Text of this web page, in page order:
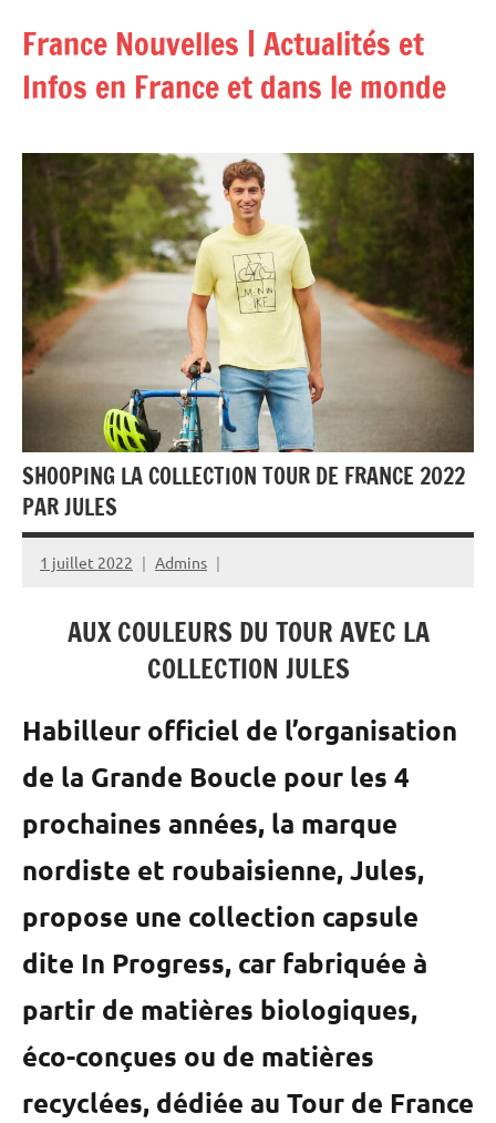
contenu
France Nouvelles | Actualités et
Infos en France et dans le monde
SHOOPING LA COLLECTION TOUR DE FRANCE 2022
PAR JULES
1 juillet 2022 Admins
AUX COULEURS DU TOUR AVEC LA
COLLECTION JULES
Habilleur officiel de l’organisation
de la Grande Boucle pour les 4
prochaines années, la marque
nordiste et roubaisienne, Jules,
propose une collection capsule
dite In Progress, car fabriquée à
partir de matières biologiques,
éco-conçues ou de matières
recyclées, dédiée au Tour de France